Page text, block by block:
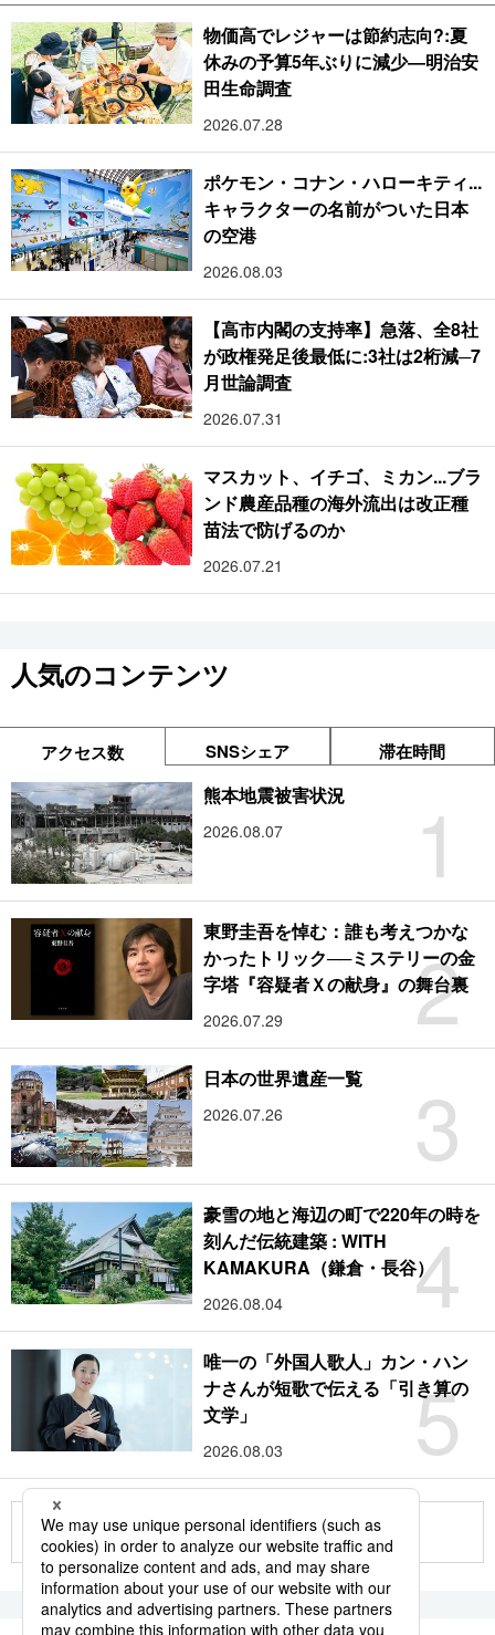
物価高でレジャーは節約志向?:夏
休みの予算5年ぶりに減少―明治安
田生命調査
2026.07.28
ポケモン・コナン・ハローキティ...
キャラクターの名前がついた日本
の空港
2026.08.03
【高市内閣の支持率】急落、全8社
が政権発足後最低に:3社は2桁減─7
月世論調査
2026.07.31
マスカット、イチゴ、ミカン...ブラ
ンド農産品種の海外流出は改正種
苗法で防げるのか
2026.07.21
人気のコンテンツ
アクセス数 SNSシェア 滞在時間
1
熊本地震被害状況
2026.08.07
2
東野圭吾を悼む：誰も考えつかな
かったトリック──ミステリーの金
字塔『容疑者Ｘの献身』の舞台裏
2026.07.29
3
日本の世界遺産一覧
2026.07.26
4
豪雪の地と海辺の町で220年の時を
刻んだ伝統建築 : WITH
KAMAKURA（鎌倉・長谷）
2026.08.04
5
唯一の「外国人歌人」カン・ハン
ナさんが短歌で伝える「引き算の
文学」
2026.08.03
もっと見る